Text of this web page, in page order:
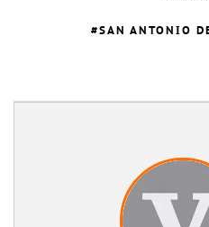
SAN ANTONIO